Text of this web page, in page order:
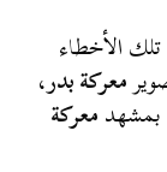
الأخطاء
معركة بدر،
بمشهدمعركة